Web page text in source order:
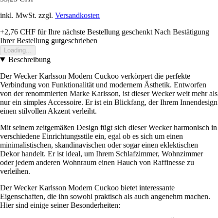
inkl. MwSt. zzgl. Versandkosten
+2,76 CHF für Ihre nächste Bestellung geschenkt Nach Bestätigung
Ihrer Bestellung gutgeschrieben
Loading...
Beschreibung
Der Wecker Karlsson Modern Cuckoo verkörpert die perfekte
Verbindung von Funktionalität und modernem Ästhetik. Entworfen
von der renommierten Marke Karlsson, ist dieser Wecker weit mehr als
nur ein simples Accessoire. Er ist ein Blickfang, der Ihrem Innendesign
einen stilvollen Akzent verleiht.
Mit seinem zeitgemäßen Design fügt sich dieser Wecker harmonisch in
verschiedene Einrichtungsstile ein, egal ob es sich um einen
minimalistischen, skandinavischen oder sogar einen eklektischen
Dekor handelt. Er ist ideal, um Ihrem Schlafzimmer, Wohnzimmer
oder jedem anderen Wohnraum einen Hauch von Raffinesse zu
verleihen.
Der Wecker Karlsson Modern Cuckoo bietet interessante
Eigenschaften, die ihn sowohl praktisch als auch angenehm machen.
Hier sind einige seiner Besonderheiten: